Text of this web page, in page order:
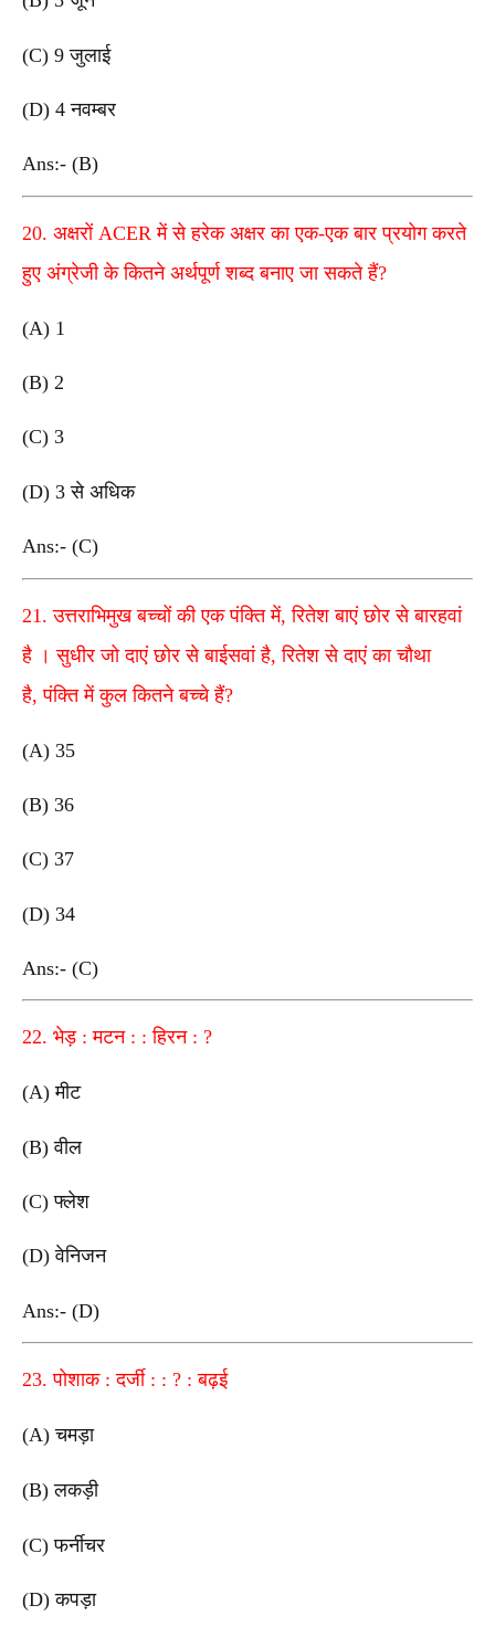
(C) 9 जुलाई
(D) 4 नवम्बर
Ans:- (B)
20. अक्षरों ACER में से हरेक अक्षर का एक-एक बार प्रयोग करते
हुए अंग्रेजी के कितने अर्थपूर्ण शब्द बनाए जा सकते हैं?
(A) 1
(B) 2
(C) 3
(D) 3 से अधिक
Ans:- (C)
21. उत्तराभिमुख बच्चों की एक पंक्ति में, रितेश बाएं छोर से बारहवां
है । सुधीर जो दाएं छोर से बाईसवां है, रितेश से दाएं का चौथा
है, पंक्ति में कुल कितने बच्चे हैं?
(A) 35
(B) 36
(C) 37
(D) 34
Ans:- (C)
22. भेड़ : मटन : : हिरन : ?
(A) मीट
(B) वील
(C) फ्लेश
(D) वेनिजन
Ans:- (D)
23. पोशाक : दर्जी : : ? : बढ़ई
(A) चमड़ा
(B) लकड़ी
(C) फर्नीचर
(D) कपड़ा